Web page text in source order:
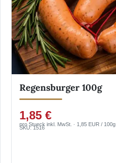
Regensburger 100g
1,85 €
pro Stueck inkl. MwSt. · 1,85 EUR / 100g
SKU: 1516